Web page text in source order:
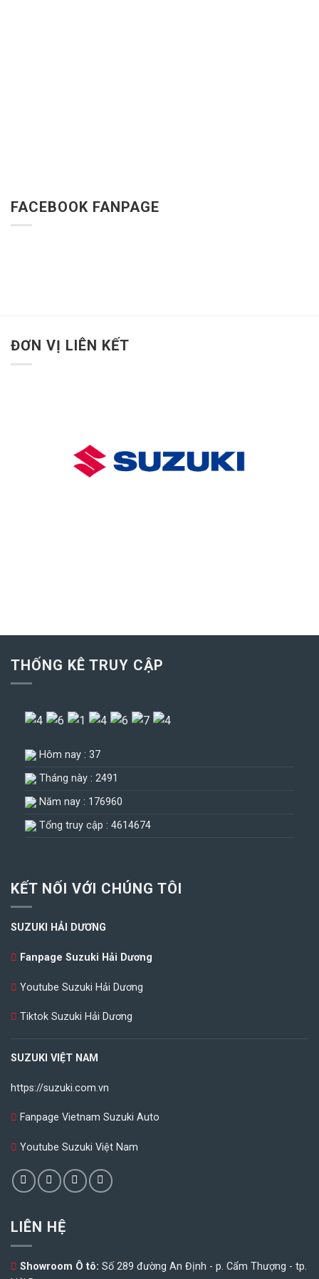
FACEBOOK FANPAGE
ĐƠN VỊ LIÊN KẾT
THỐNG KÊ TRUY CẬP
Hôm nay : 37
Tháng này : 2491
Năm nay : 176960
Tổng truy cập : 4614674
KẾT NỐI VỚI CHÚNG TÔI
SUZUKI HẢI DƯƠNG
Fanpage Suzuki Hải Dương
Youtube Suzuki Hải Dương
Tiktok Suzuki Hải Dương
SUZUKI VIỆT NAM
https://suzuki.com.vn
Fanpage Vietnam Suzuki Auto
Youtube Suzuki Việt Nam
LIÊN HỆ
Showroom Ô tô: Số 289 đường An Định - p. Cẩm Thượng - tp.